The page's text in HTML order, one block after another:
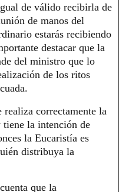
de válido recibirla de
de manos del
estarás recibiendo
destacar que la
del ministro que lo
de los ritos
realiza correctamente la
la intención de
la Eucaristía es
distribuya la
que la